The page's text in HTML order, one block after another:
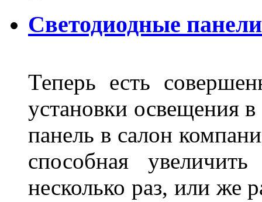
Светодиодные
Теперь есть
установки освещения
панель в салон
способная
несколько раз, или же